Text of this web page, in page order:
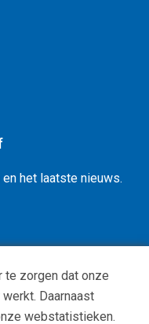
te zorgen dat onze
Daarnaast
webstatistieken.
het laatste nieuws.